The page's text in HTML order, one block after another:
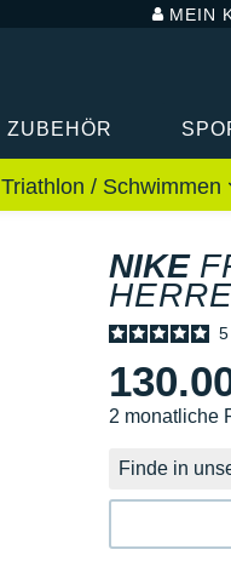
MEIN
ZUBEHÖR
Triathlon / Schwimmen
NIKE
5
2 monatliche
Ohne
Finde in